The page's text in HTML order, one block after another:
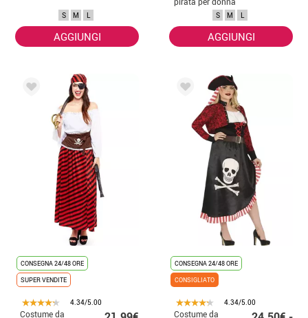
S M L
AGGIUNGI
S M L
AGGIUNGI
CONSEGNA 24/48 ORE
SUPER VENDITE
4.34/5.00
Costume da
CONSEGNA 24/48 ORE
CONSIGLIATO
4.34/5.00
Costume da